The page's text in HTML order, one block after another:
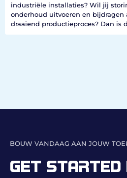
industriële installaties? Wil jij
onderhoud uitvoeren en bijdragen
draaiend productieproces? Dan is
BOUW VANDAAG AAN JOUW
GET STARTED